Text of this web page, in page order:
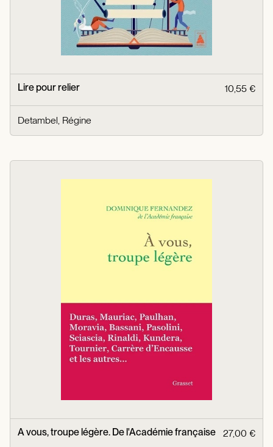
Lire pour relier 10,55 €
Detambel, Régine
A vous, troupe légère. De l'Académie française 27,00 €